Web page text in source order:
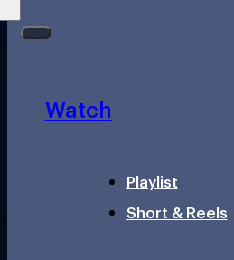
Watch
Playlist
Short & Reels